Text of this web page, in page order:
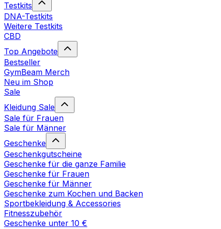
Testkits
DNA-Testkits
Weitere Testkits
CBD
Top Angebote
Bestseller
GymBeam Merch
Neu im Shop
Sale
Kleidung Sale
Sale für Frauen
Sale für Männer
Geschenke
Geschenkgutscheine
Geschenke für die ganze Familie
Geschenke für Frauen
Geschenke für Männer
Geschenke zum Kochen und Backen
Sportbekleidung & Accessories
Fitnesszubehör
Geschenke unter 10 €